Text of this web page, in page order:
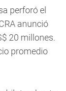
perforó el
anunció
20 millones.
promedio